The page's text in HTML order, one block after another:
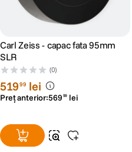
Carl Zeiss - capac fata 95mm
SLR
(0)
51999 lei
Preț anterior:569 99 lei